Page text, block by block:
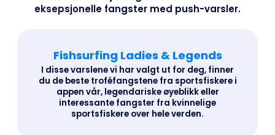
eksepsjonelle fangster med push-varsler.
Fishsurfing Ladies & Legends
I disse varslene vi har valgt ut for deg, finner
du de beste troféfangstene fra sportsfiskere i
appen vår, legendariske øyeblikk eller
interessante fangster fra kvinnelige
sportsfiskere over hele verden.